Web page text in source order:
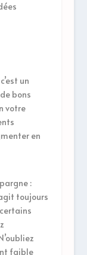
un
bons
votre
en
:
toujours
faible